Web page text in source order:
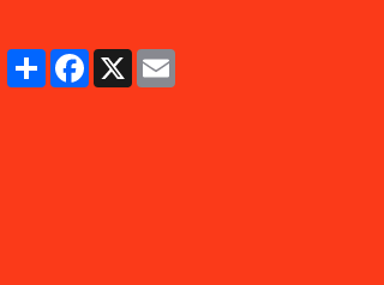
PartagerFacebook
X